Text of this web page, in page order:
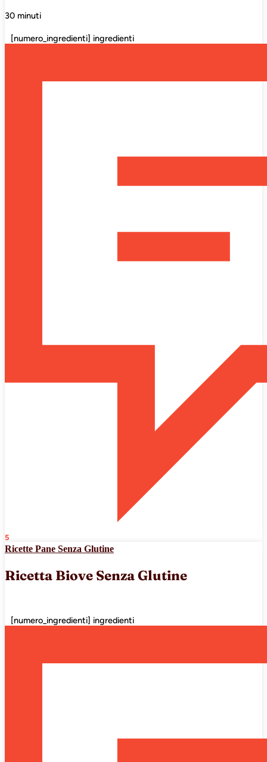
30 minuti
[numero_ingredienti] ingredienti
5
Ricette Pane Senza Glutine
Ricetta Biove Senza Glutine
[numero_ingredienti] ingredienti